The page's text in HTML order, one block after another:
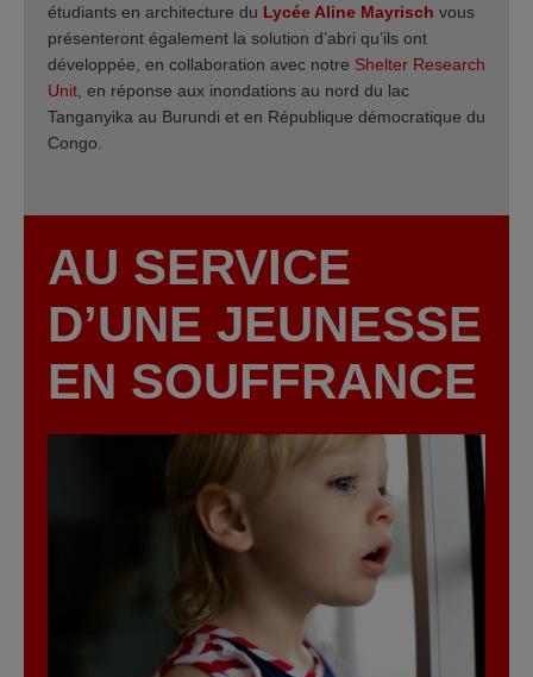
étudiants en architecture du Lycée Aline Mayrisch vous
présenteront également la solution d’abri qu’ils ont
développée, en collaboration avec notre Shelter Research
Unit , en réponse aux inondations au nord du lac
Tanganyika au Burundi et en République démocratique du
Congo.
AU SERVICE
D’UNE JEUNESSE
EN SOUFFRANCE